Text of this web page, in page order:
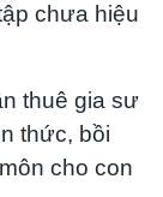
chưa hiệu
thuê gia sư
thức, bồi
cho con